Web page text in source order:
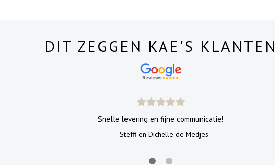
DIT ZEGGEN KAE'S
Snelle levering en fijne communicatie!
- Steffi en Dichelle de Medjes